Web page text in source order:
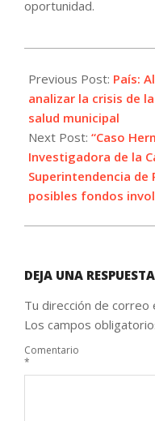
oportunidad.
01-
08
Previous Post: País:
analizar la crisis de
salud municipal
Next Post: “Caso
Investigadora de la
Superintendencia de
posibles fondos
DEJA UNA RESPUESTA
Tu dirección de correo
Los campos
Comentario
*